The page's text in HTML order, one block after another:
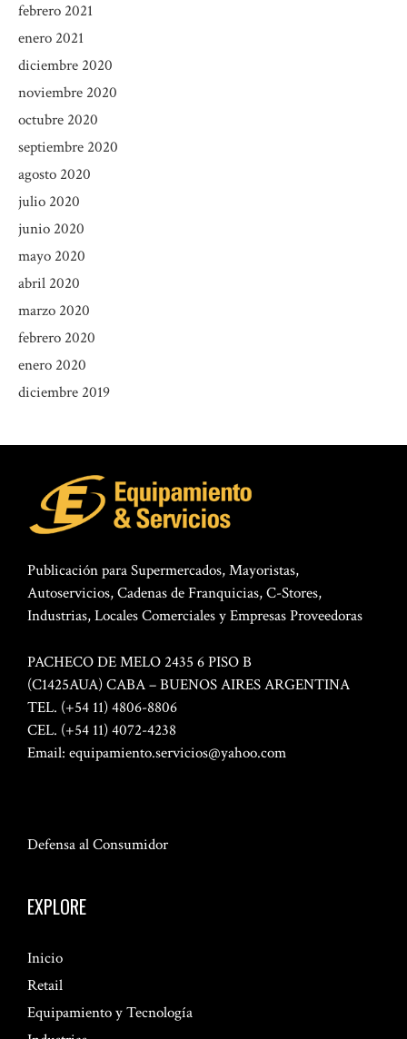
febrero 2021
enero 2021
diciembre 2020
noviembre 2020
octubre 2020
septiembre 2020
agosto 2020
julio 2020
junio 2020
mayo 2020
abril 2020
marzo 2020
febrero 2020
enero 2020
diciembre 2019
Publicación para Supermercados, Mayoristas,
Autoservicios, Cadenas de Franquicias, C-Stores,
Industrias, Locales Comerciales y Empresas Proveedoras
PACHECO DE MELO 2435 6 PISO B
(C1425AUA) CABA – BUENOS AIRES ARGENTINA
TEL. (+54 11) 4806-8806
CEL. (+54 11) 4072-4238
Email: equipamiento.servicios@yahoo.com
Defensa al Consumidor
EXPLORE
Inicio
Retail
Equipamiento y Tecnología